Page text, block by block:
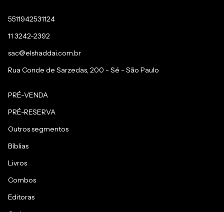
5511942531124
11 3242-2392
sac@elshaddai.com.br
Rua Conde de Sarzedas, 200 - Sé - São Paulo
PRÉ-VENDA
PRÉ-RESERVA
Outros segmentos
Bíblias
Livros
Combos
Editoras